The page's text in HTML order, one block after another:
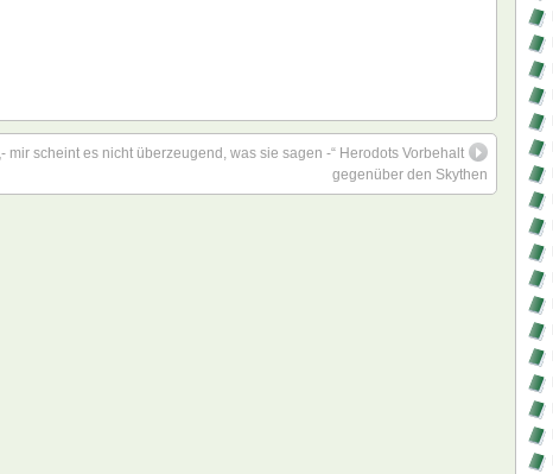
„- mir scheint es nicht überzeugend, was sie sagen -“ Herodots Vorbehalt
gegenüber den Skythen